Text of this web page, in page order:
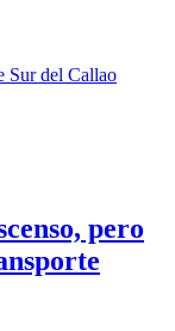
pero